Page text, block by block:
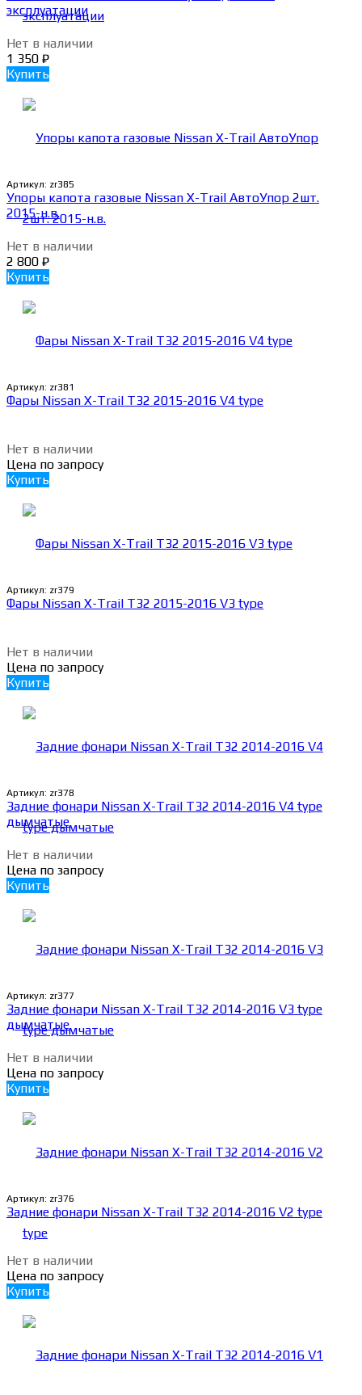
эксплуатации
Нет в наличии
1 350 ₽
Купить
Артикул: zr385
Упоры капота газовые Nissan X-Trail АвтоУпор 2шт.
2015-н.в.
Нет в наличии
2 800 ₽
Купить
Артикул: zr381
Фары Nissan X-Trail T32 2015-2016 V4 type
Нет в наличии
Цена по запросу
Купить
Артикул: zr379
Фары Nissan X-Trail T32 2015-2016 V3 type
Нет в наличии
Цена по запросу
Купить
Артикул: zr378
Задние фонари Nissan X-Trail Т32 2014-2016 V4 type
дымчатые
Нет в наличии
Цена по запросу
Купить
Артикул: zr377
Задние фонари Nissan X-Trail Т32 2014-2016 V3 type
дымчатые
Нет в наличии
Цена по запросу
Купить
Артикул: zr376
Задние фонари Nissan X-Trail Т32 2014-2016 V2 type
Нет в наличии
Цена по запросу
Купить